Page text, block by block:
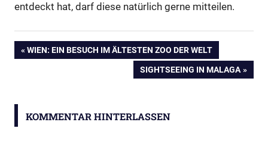
entdeckt hat, darf diese natürlich gerne mitteilen.
Beitrags-
VORHERIGER
WIEN: EIN BESUCH IM ÄLTESTEN ZOO DER WELT
NÄCHSTER
SIGHTSEEING IN MALAGA
KOMMENTAR HINTERLASSEN